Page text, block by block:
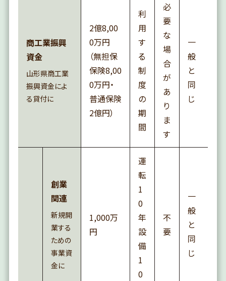
商工業振興
資金
山形県商工業
振興資金によ
る貸付に
2億8,00
0万円
（無担保
保険8,00
0万円・
普通保険
2億円）
利
用
す
る
制
度
の
期
間
必
要
な
場
合
が
あ
り
ま
す
一
般
と
同
じ
創業
関連
新規開
業する
ための
事業資
金に
1,000万
円
運
転
1
0
年
設
備
1
0
不
要
一
般
と
同
じ